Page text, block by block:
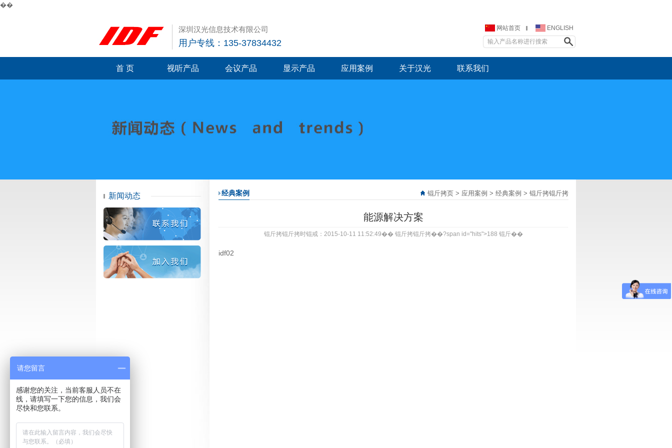
��
深圳汉光信息技术有限公司
用户专线：135-37834432
网站首页 ENGLISH
首 页 视听产品 会议产品 显示产品 应用案例 关于汉光 联系我们
经典案例 锟斤拷页 > 应用案例 > 经典案例 > 锟斤拷锟斤拷
能源解决方案
锟斤拷锟斤拷时锟戒：2015-10-11 11:52:49�� 锟斤拷锟斤拷��?span id="hits">188 锟斤��
idf02
新闻动态
请您留言
感谢您的关注，当前客服人员不在
线，请填写一下您的信息，我们会
尽快和您联系。